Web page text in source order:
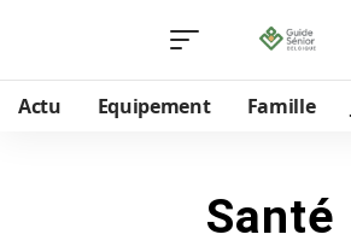
Actu Equipement Famille
Santé